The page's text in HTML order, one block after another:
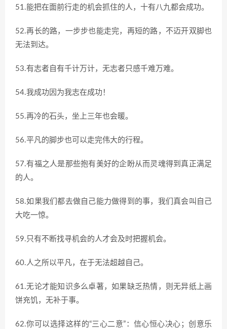
51.能把在面前行走的机会抓住的人，十有八九都会成功。
52.再长的路，一步步也能走完，再短的路，不迈开双脚也
无法到达。
53.有志者自有千计万计，无志者只感千难万难。
54.我成功因为我志在成功！
55.再冷的石头，坐上三年也会暖。
56.平凡的脚步也可以走完伟大的行程。
57.有福之人是那些抱有美好的企盼从而灵魂得到真正满足
的人。
58.如果我们都去做自己能力做得到的事，我们真会叫自己
大吃一惊。
59.只有不断找寻机会的人才会及时把握机会。
60.人之所以平凡，在于无法超越自己。
61.无论才能知识多么卓著，如果缺乏热情，则无异纸上画
饼充饥，无补于事。
62.你可以选择这样的“三心二意”：信心恒心决心；创意乐